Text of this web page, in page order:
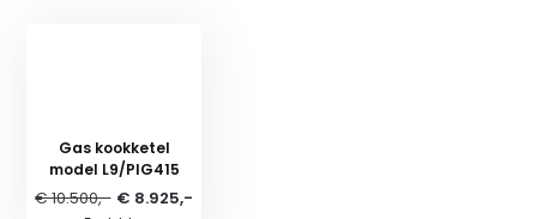
Gas kookketel
model L9/PIG415
€ 10.500,- € 8.925,-